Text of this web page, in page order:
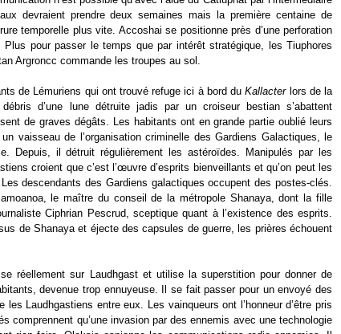
devraient prendre deux semaines mais la première centaine de
temporelle plus vite. Accoshai se positionne près d’une perforation
pour passer le temps que par intérêt stratégique, les Tiuphores
Argroncc commande les troupes au sol.
de Lémuriens qui ont trouvé refuge ici à bord duKallacterlors de la
d’une lune détruite jadis par un croiseur bestian s’abattent
de graves dégâts. Les habitants ont en grande partie oublié leurs
vaisseau de l’organisation criminelle des Gardiens Galactiques, le
Depuis, il détruit régulièrement les astéroïdes. Manipulés par les
croient que c’est l’œuvre d’esprits bienveillants et qu’on peut les
descendants des Gardiens galactiques occupent des postes-clés.
le maître du conseil de la métropole Shanaya, dont la fille
Ciphrian Pescrud, sceptique quant à l’existence des esprits.
de Shanaya et éjecte des capsules de guerre, les prières échouent
réellement sur Laudhgast et utilise la superstition pour donner de
devenue trop ennuyeuse. Il se fait passer pour un envoyé des
Laudhgastiens entre eux. Les vainqueurs ont l’honneur d’être pris
comprennent qu’une invasion par des ennemis avec une technologie